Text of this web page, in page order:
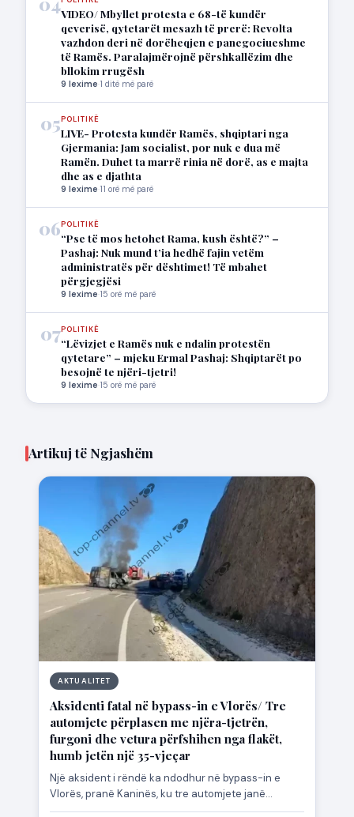
VIDEO/ Mbyllet protesta e 68-të kundër
qeverisë, qytetarët mesazh të prerë: Revolta
vazhdon deri në dorëheqjen e panegociueshme
të Ramës. Paralajmërojnë përshkallëzim dhe
bllokim rrugësh
9 lexime·1 ditë më parë
05POLITIKË
LIVE- Protesta kundër Ramës, shqiptari nga
Gjermania: Jam socialist, por nuk e dua më
Ramën. Duhet ta marrë rinia në dorë, as e majta
dhe as e djathta
9 lexime·11 orë më parë
06POLITIKË
“Pse të mos hetohet Rama, kush është?” –
Pashaj: Nuk mund t’ia hedhë fajin vetëm
administratës për dështimet! Të mbahet
përgjegjësi
9 lexime·15 orë më parë
07POLITIKË
“Lëvizjet e Ramës nuk e ndalin protestën
qytetare” – mjeku Ermal Pashaj: Shqiptarët po
besojnë te njëri-tjetri!
9 lexime·15 orë më parë
Artikuj të Ngjashëm
AKTUALITET
Aksidenti fatal në bypass-in e Vlorës/ Tre
automjete përplasen me njëra-tjetrën,
furgoni dhe vetura përfshihen nga flakët,
humb jetën një 35-vjeçar
Një aksident i rëndë ka ndodhur në bypass-in e
Vlorës, pranë Kaninës, ku tre automjete janë
përplasur me…